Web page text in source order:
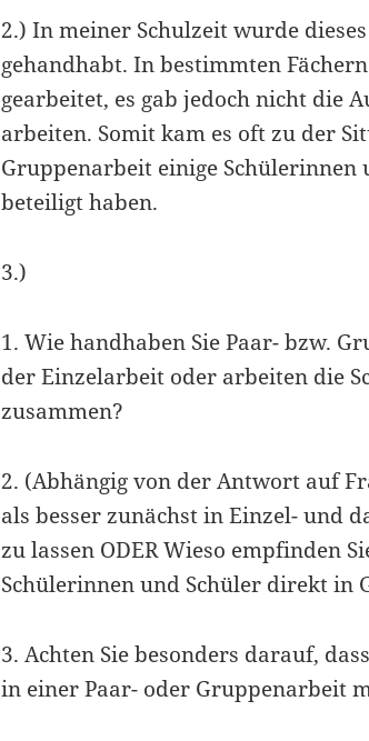
2.) In meiner Schulzeit wurde
gehandhabt. In bestimmten
gearbeitet, es gab jedoch nicht die
arbeiten. Somit kam es oft zu der
Gruppenarbeit einige Schülerinnen
beteiligt haben.
3.)
1. Wie handhaben Sie Paar- bzw.
der Einzelarbeit oder arbeiten die
zusammen?
2. (Abhängig von der Antwort auf
als besser zunächst in Einzel- und
zu lassen ODER Wieso empfinden
Schülerinnen und Schüler direkt in
3. Achten Sie besonders darauf,
in einer Paar- oder Gruppenarbeit